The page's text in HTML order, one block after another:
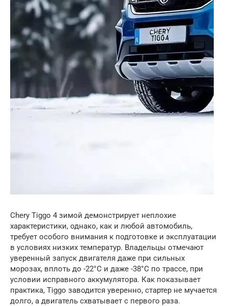
Chery Tiggo 4 зимой демонстрирует неплохие
характеристики, однако, как и любой автомобиль,
требует особого внимания к подготовке и эксплуатации
в условиях низких температур. Владельцы отмечают
уверенный запуск двигателя даже при сильных
морозах, вплоть до -22°C и даже -38°C по трассе, при
условии исправного аккумулятора. Как показывает
практика, Tiggo заводится уверенно, стартер не мучается
долго, а двигатель схватывает с первого раза.